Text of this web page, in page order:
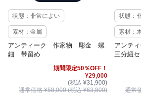
状態：非常によい
素材：金属
アンティーク 作家物 彫金 螺
鈿 帯留め
期間限定50％OFF！
¥29,000
(税込 ¥31,900)
通常価格 ¥58,000 (税込 ¥63,800)
状態：
素材：
アンテ
三分紐セ
通常